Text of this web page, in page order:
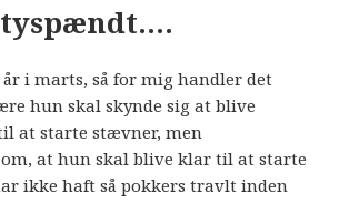
i marts, så for mig handler det
hun skal skynde sig at blive
at starte stævner, men
at hun skal blive klar til at starte
ikke haft så pokkers travlt inden